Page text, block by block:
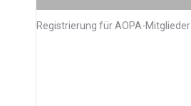
Registrierung für AOPA-Mitglieder